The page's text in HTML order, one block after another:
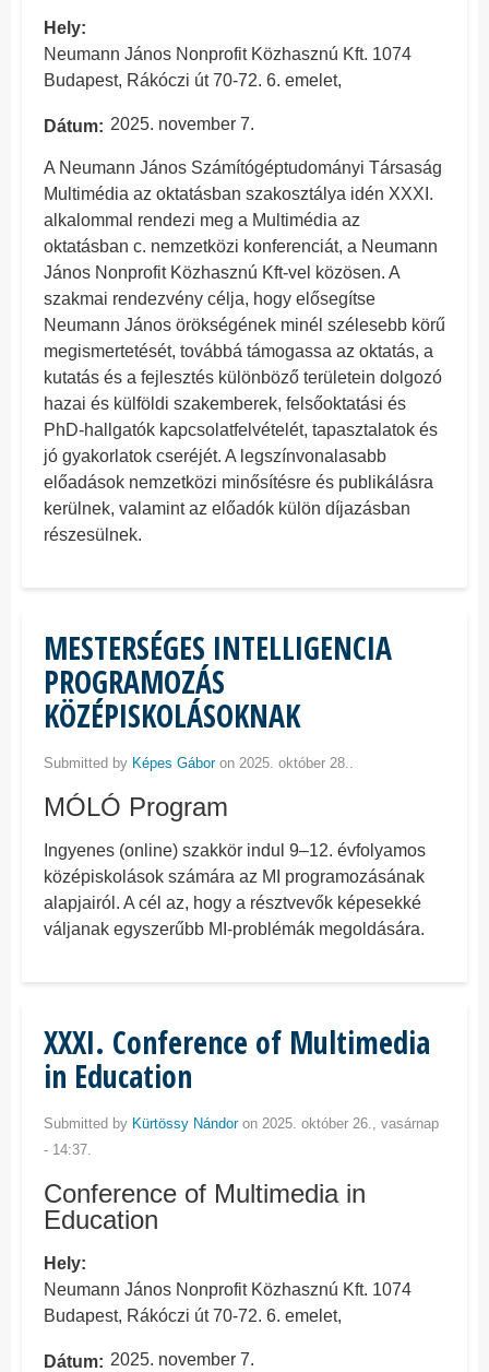
Hely
Neumann János Nonprofit Közhasznú Kft. 1074
Budapest, Rákóczi út 70-72. 6. emelet,
Dátum 2025. november 7.
A Neumann János Számítógéptudományi Társaság
Multimédia az oktatásban szakosztálya idén XXXI.
alkalommal rendezi meg a Multimédia az
oktatásban c. nemzetközi konferenciát, a Neumann
János Nonprofit Közhasznú Kft-vel közösen. A
szakmai rendezvény célja, hogy elősegítse
Neumann János örökségének minél szélesebb körű
megismertetését, továbbá támogassa az oktatás, a
kutatás és a fejlesztés különböző területein dolgozó
hazai és külföldi szakemberek, felsőoktatási és
PhD-hallgatók kapcsolatfelvételét, tapasztalatok és
jó gyakorlatok cseréjét. A legszínvonalasabb
előadások nemzetközi minősítésre és publikálásra
kerülnek, valamint az előadók külön díjazásban
részesülnek.
MESTERSÉGES INTELLIGENCIA
PROGRAMOZÁS
KÖZÉPISKOLÁSOKNAK
Submitted by Képes Gáboron 2025. október 28..
MÓLÓ Program
Ingyenes (online) szakkör indul 9–12. évfolyamos
középiskolások számára az MI programozásának
alapjairól. A cél az, hogy a résztvevők képesekké
váljanak egyszerűbb MI-problémák megoldására.
XXXI. Conference of Multimedia
in Education
Submitted by Kürtössy Nándoron 2025. október 26., vasárnap
- 14:37.
Conference of Multimedia in
Education
Hely
Neumann János Nonprofit Közhasznú Kft. 1074
Budapest, Rákóczi út 70-72. 6. emelet,
Dátum 2025. november 7.